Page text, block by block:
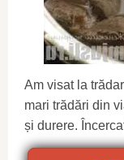
Am visat la
mari trădări din
și durere.